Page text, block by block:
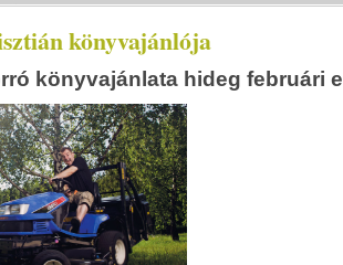
könyvajánlója
könyvajánlata hideg februári